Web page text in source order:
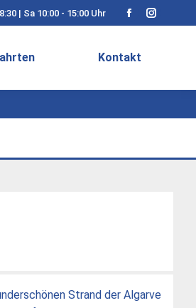
| Sa 10:00 - 15:00 Uhr
Facebook
opens
Kontakt
Strand der Algarve